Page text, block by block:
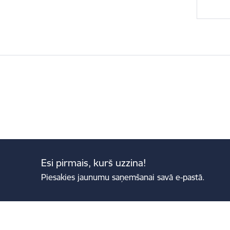
Esi pirmais, kurš uzzina!
Piesakies jaunumu saņemšanai savā e-pastā.